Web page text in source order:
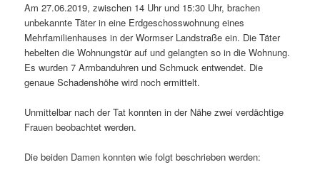
Am 27.06.2019, zwischen 14 Uhr und 15:30 Uhr, brachen
unbekannte Täter in eine Erdgeschosswohnung eines
Mehrfamilienhauses in der Wormser Landstraße ein. Die Täter
hebelten die Wohnungstür auf und gelangten so in die Wohnung.
Es wurden 7 Armbanduhren und Schmuck entwendet. Die
genaue Schadenshöhe wird noch ermittelt.
Unmittelbar nach der Tat konnten in der Nähe zwei verdächtige
Frauen beobachtet werden.
Die beiden Damen konnten wie folgt beschrieben werden: